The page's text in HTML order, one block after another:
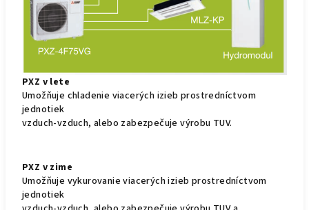
PXZ v lete
Umožňuje chladenie viacerých izieb prostredníctvom
jednotiek
vzduch-vzduch, alebo zabezpečuje výrobu TUV.
PXZ v zime
Umožňuje vykurovanie viacerých izieb prostredníctvom
jednotiek